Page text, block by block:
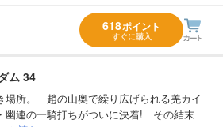
618ポイント
すぐに購入
ム 34
場所。 趙の山奥で繰り広げられる羌カイ
幽連の一騎打ちがついに決着! その結末